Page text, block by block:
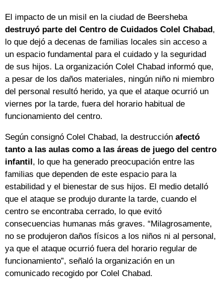
El impacto de un misil en la ciudad de Beersheba
destruyó parte del Centro de Cuidados Colel Chabad ,
lo que dejó a decenas de familias locales sin acceso a
un espacio fundamental para el cuidado y la seguridad
de sus hijos. La organización Colel Chabad informó que,
a pesar de los daños materiales, ningún niño ni miembro
del personal resultó herido, ya que el ataque ocurrió un
viernes por la tarde, fuera del horario habitual de
funcionamiento del centro.
Según consignó Colel Chabad, la destrucción afectó
tanto a las aulas como a las áreas de juego del centro
infantil , lo que ha generado preocupación entre las
familias que dependen de este espacio para la
estabilidad y el bienestar de sus hijos. El medio detalló
que el ataque se produjo durante la tarde, cuando el
centro se encontraba cerrado, lo que evitó
consecuencias humanas más graves. “Milagrosamente,
no se produjeron daños físicos a los niños ni al personal,
ya que el ataque ocurrió fuera del horario regular de
funcionamiento”, señaló la organización en un
comunicado recogido por Colel Chabad.